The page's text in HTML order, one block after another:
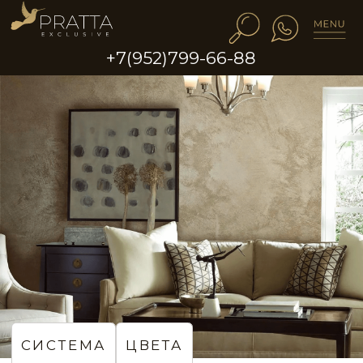
+7(952)799-66-88
Стены с эффектом шёлковой
парчи в гостиной
СИСТЕМА ЦВЕТА
STE0121 STE0122
STE0123 STE0124
STE0125 STE0126
STE0127